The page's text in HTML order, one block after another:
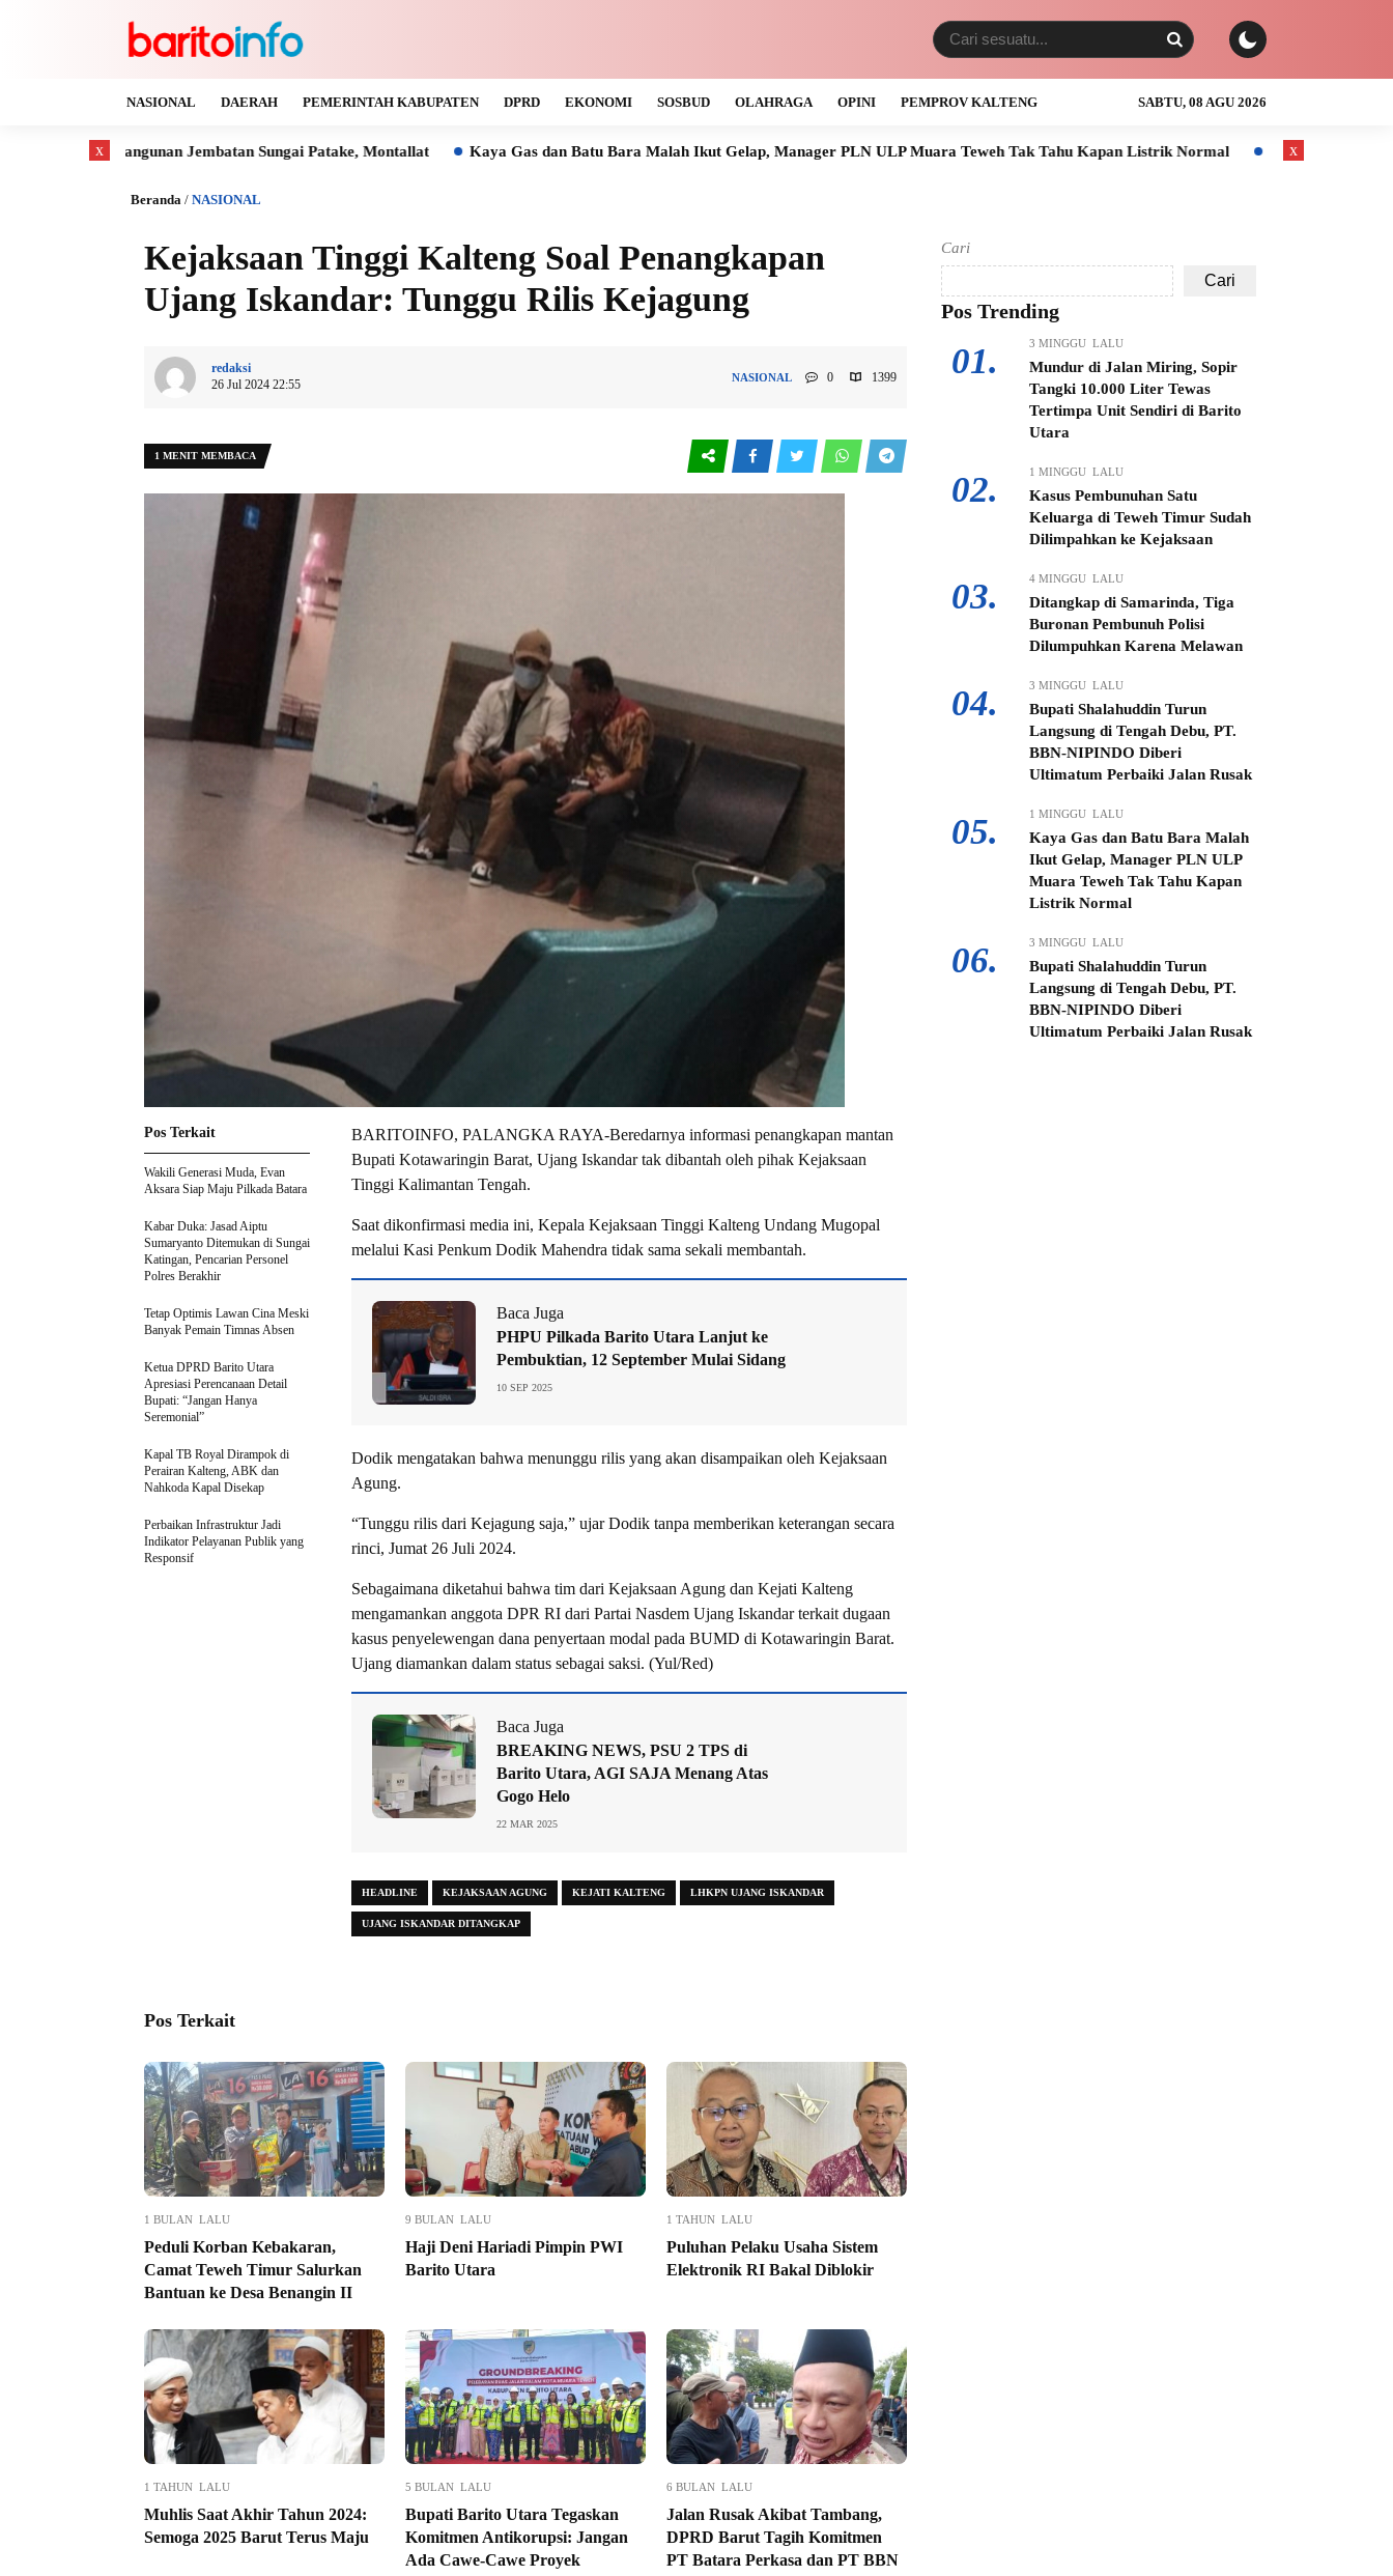
NASIONAL DAERAH PEMERINTAH KABUPATEN DPRD EKONOMI SOSBUD OLAHRAGA OPINI PEMPROV KALTENG SABTU, 08 AGU 2026
Jembatan Sungai Patake, Montallat Kaya Gas dan Batu Bara Malah Ikut Gelap, Manager PLN ULP Muara Teweh Tak Tahu Kapan Listrik Normal Anak Usia 3 Tahun Tewas
Beranda / NASIONAL
Kejaksaan Tinggi Kalteng Soal Penangkapan
Ujang Iskandar: Tunggu Rilis Kejagung
redaksi
26 Jul 2024 22:55
NASIONAL 0 1399
1 MENIT MEMBACA
BARITOINFO, PALANGKA RAYA-Beredarnya informasi penangkapan mantan
Bupati Kotawaringin Barat, Ujang Iskandar tak dibantah oleh pihak Kejaksaan
Tinggi Kalimantan Tengah.
Saat dikonfirmasi media ini, Kepala Kejaksaan Tinggi Kalteng Undang Mugopal
melalui Kasi Penkum Dodik Mahendra tidak sama sekali membantah.
Baca Juga
PHPU Pilkada Barito Utara Lanjut ke
Pembuktian, 12 September Mulai Sidang
10 SEP 2025
Dodik mengatakan bahwa menunggu rilis yang akan disampaikan oleh Kejaksaan
Agung.
“Tunggu rilis dari Kejagung saja,” ujar Dodik tanpa memberikan keterangan secara
rinci, Jumat 26 Juli 2024.
Sebagaimana diketahui bahwa tim dari Kejaksaan Agung dan Kejati Kalteng
mengamankan anggota DPR RI dari Partai Nasdem Ujang Iskandar terkait dugaan
kasus penyelewengan dana penyertaan modal pada BUMD di Kotawaringin Barat.
Ujang diamankan dalam status sebagai saksi. (Yul/Red)
Baca Juga
BREAKING NEWS, PSU 2 TPS di
Barito Utara, AGI SAJA Menang Atas
Gogo Helo
22 MAR 2025
HEADLINE KEJAKSAAN AGUNG KEJATI KALTENG LHKPN UJANG ISKANDAR
UJANG ISKANDAR DITANGKAP
Pos Terkait
Wakili Generasi Muda, Evan
Aksara Siap Maju Pilkada Batara
Kabar Duka: Jasad Aiptu
Sumaryanto Ditemukan di Sungai
Katingan, Pencarian Personel
Polres Berakhir
Tetap Optimis Lawan Cina Meski
Banyak Pemain Timnas Absen
Ketua DPRD Barito Utara
Apresiasi Perencanaan Detail
Bupati: “Jangan Hanya
Seremonial”
Kapal TB Royal Dirampok di
Perairan Kalteng, ABK dan
Nahkoda Kapal Disekap
Perbaikan Infrastruktur Jadi
Indikator Pelayanan Publik yang
Responsif
Pos Terkait
1 BULAN LALU
Peduli Korban Kebakaran,
Camat Teweh Timur Salurkan
Bantuan ke Desa Benangin II
9 BULAN LALU
Haji Deni Hariadi Pimpin PWI
Barito Utara
1 TAHUN LALU
Puluhan Pelaku Usaha Sistem
Elektronik RI Bakal Diblokir
1 TAHUN LALU
Muhlis Saat Akhir Tahun 2024:
Semoga 2025 Barut Terus Maju
5 BULAN LALU
Bupati Barito Utara Tegaskan
Komitmen Antikorupsi: Jangan
Ada Cawe-Cawe Proyek
6 BULAN LALU
Jalan Rusak Akibat Tambang,
DPRD Barut Tagih Komitmen
PT Batara Perkasa dan PT BBN
Cari
Cari
Pos Trending
01. 3 MINGGU LALU
Mundur di Jalan Miring, Sopir
Tangki 10.000 Liter Tewas
Tertimpa Unit Sendiri di Barito
Utara
02. 1 MINGGU LALU
Kasus Pembunuhan Satu
Keluarga di Teweh Timur Sudah
Dilimpahkan ke Kejaksaan
03. 4 MINGGU LALU
Ditangkap di Samarinda, Tiga
Buronan Pembunuh Polisi
Dilumpuhkan Karena Melawan
04. 3 MINGGU LALU
Bupati Shalahuddin Turun
Langsung di Tengah Debu, PT.
BBN-NIPINDO Diberi
Ultimatum Perbaiki Jalan Rusak
05. 1 MINGGU LALU
Kaya Gas dan Batu Bara Malah
Ikut Gelap, Manager PLN ULP
Muara Teweh Tak Tahu Kapan
Listrik Normal
06. 3 MINGGU LALU
Bupati Shalahuddin Turun
Langsung di Tengah Debu, PT.
BBN-NIPINDO Diberi
Ultimatum Perbaiki Jalan Rusak
x x